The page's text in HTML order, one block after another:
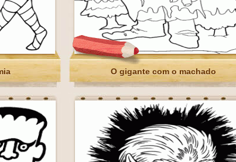
O gigante com o machado